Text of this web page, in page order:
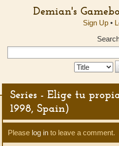
Demian's
Sign Up•
Search
Series - Elige tu
1998, Spain)
Please log in to leave a comment.